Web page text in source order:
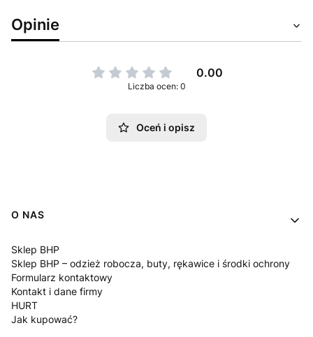
Opinie
0.00
Liczba ocen: 0
Oceń i opisz
Linki w stopce
O NAS
Sklep BHP
Sklep BHP – odzież robocza, buty, rękawice i środki ochrony
Formularz kontaktowy
Kontakt i dane firmy
HURT
Jak kupować?